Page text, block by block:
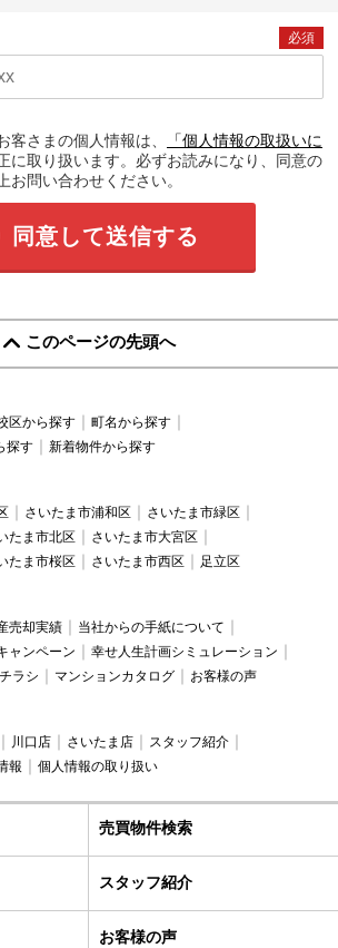
必須
さまの個人情報は、
「個人情報の取扱いに
に取り扱います。必ずお読みになり、同意の
上お問い合わせください。
同意して送信する
このページの先頭へ
区から探す
町名から探す
探す
新着物件から探す
さいたま市浦和区
さいたま市緑区
たま市北区
さいたま市大宮区
たま市桜区 さいたま市西区 足立区
売却実績
当社からの手紙について
ャンペーン
幸せ人生計画シミュレーション
ラシ マンションカタログ お客様の声
川口店 さいたま店
スタッフ紹介
報 個人情報の取り扱い
売買物件検索
スタッフ紹介
お客様の声